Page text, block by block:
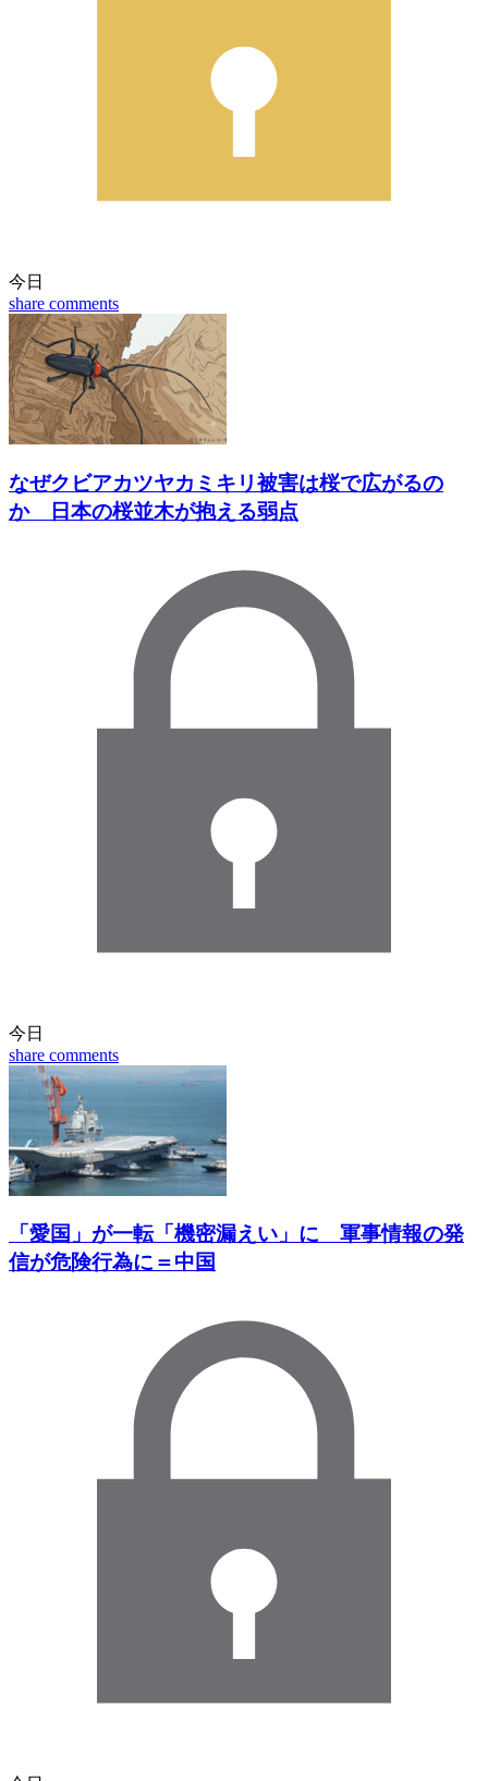
今日
share comments
なぜクビアカツヤカミキリ被害は桜で広がるの
か 日本の桜並木が抱える弱点
今日
share comments
「愛国」が一転「機密漏えい」に 軍事情報の発
信が危険行為に＝中国